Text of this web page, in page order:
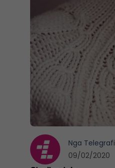
Nga Telegrafi
09/02/2020